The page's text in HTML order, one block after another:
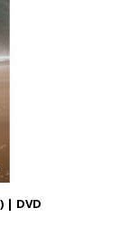
| DVD